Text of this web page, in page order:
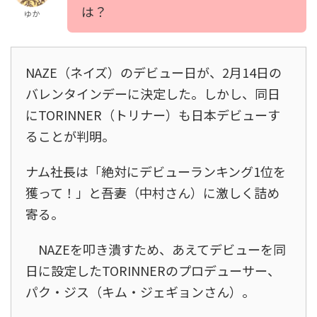
ゆか
は？
NAZE（ネイズ）のデビュー日が、2月14日の
バレンタインデーに決定した。しかし、同日
にTORINNER（トリナー）も日本デビューす
ることが判明。
ナム社長は「絶対にデビューランキング1位を
獲って！」と吾妻（中村さん）に激しく詰め
寄る。
NAZEを叩き潰すため、あえてデビューを同
日に設定したTORINNERのプロデューサー、
パク・ジス（キム・ジェギョンさん）。